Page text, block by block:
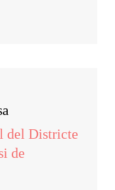
del Districte
de